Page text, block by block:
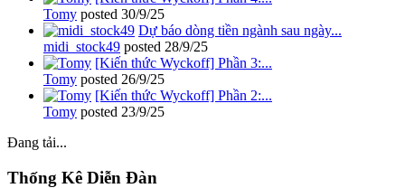
Tomy posted 30/9/25
Dự báo dòng tiền ngành sau ngày...
midi_stock49 posted 28/9/25
[Kiến thức Wyckoff] Phần 3:...
Tomy posted 26/9/25
[Kiến thức Wyckoff] Phần 2:...
Tomy posted 23/9/25
Đang tải...
Thống Kê Diễn Đàn